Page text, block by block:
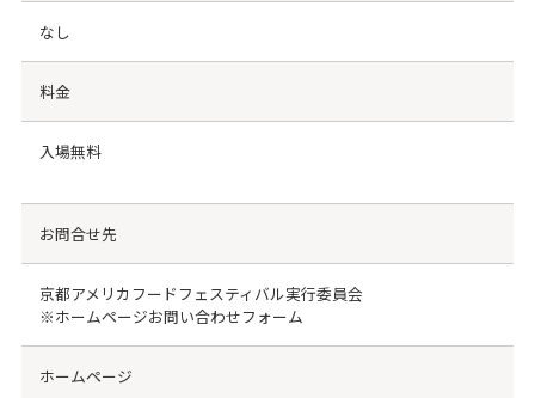
なし
料金
入場無料
お問合せ先
京都アメリカフードフェスティバル実行委員会
※ホームページお問い合わせフォーム
ホームページ